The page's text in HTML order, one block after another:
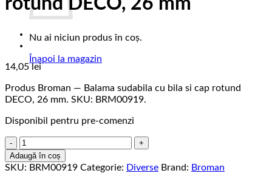
Nu ai niciun produs în coș.
Înapoi la magazin
rotund DECO, 26 mm
14,05 lei
Produs Broman — Balama sudabila cu bila si cap rotund
DECO, 26 mm. SKU: BRM00919.
Disponibil pentru pre-comenzi
Cantitate
Balama
sudabila
Adaugă în coș
SKU: BRM00919 Categorie: Diverse Brand: Broman